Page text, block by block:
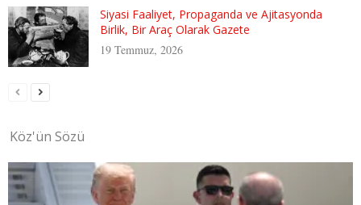
Siyasi Faaliyet, Propaganda ve Ajitasyonda
Birlik, Bir Araç Olarak Gazete
19 Temmuz, 2026
Köz'ün Sözü